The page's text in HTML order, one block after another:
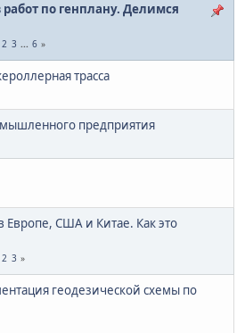
по генплану. Делимся
2 3 ... 6
трасса
предприятия
Европе, США и Китае. Как это
2 3
геодезической схемы по